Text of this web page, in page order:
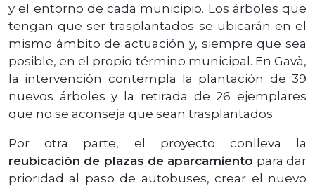
y el entorno de cada municipio. Los árboles que
tengan que ser trasplantados se ubicarán en el
mismo ámbito de actuación y, siempre que sea
posible, en el propio término municipal. En Gavà,
la intervención contempla la plantación de 39
nuevos árboles y la retirada de 26 ejemplares
que no se aconseja que sean trasplantados.
Por otra parte, el proyecto conlleva la
reubicación de plazas de aparcamiento para dar
prioridad al paso de autobuses, crear el nuevo